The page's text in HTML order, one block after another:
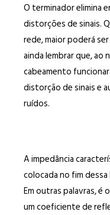
O terminador elimina
distorções de sinais.
rede, maior poderá
ainda lembrar que, ao
cabeamento
distorção de sinais e
ruídos.
A impedância
colocada no fim
Em outras palavras, é
um coeficiente de